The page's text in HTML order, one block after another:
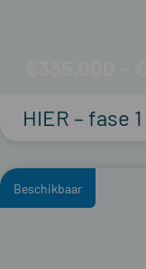
HIER – fase
Beschikbaar